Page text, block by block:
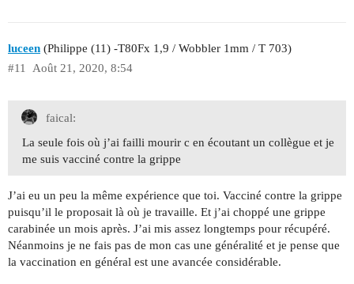
luceen (Philippe (11) -T80Fx 1,9 / Wobbler 1mm / T 703)
Août 21, 2020, 8:54
#11
faical:
La seule fois où j’ai failli mourir c en écoutant un collègue et je
me suis vacciné contre la grippe
J’ai eu un peu la même expérience que toi. Vacciné contre la grippe
puisqu’il le proposait là où je travaille. Et j’ai choppé une grippe
carabinée un mois après. J’ai mis assez longtemps pour récupéré.
Néanmoins je ne fais pas de mon cas une généralité et je pense que
la vaccination en général est une avancée considérable.